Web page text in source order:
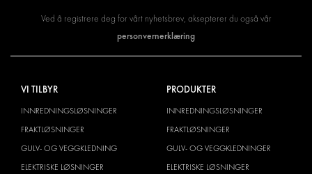
Ved å registrere deg for vårt nyhetsbrev, aksepterer du også vår
personvernerklæring
VI TILBYR
INNREDNINGSLØSNINGER
FRAKTLØSNINGER
GULV- OG VEGGKLEDNING
ELEKTRISKE LØSNINGER
PRODUKTER
INNREDNINGSLØSNINGER
FRAKTLØSNINGER
GULV- OG VEGGKLEDNINGER
ELEKTRISKE LØSNINGER